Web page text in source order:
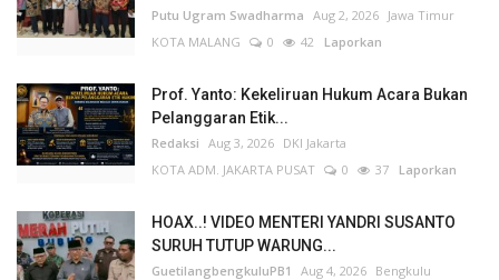
Pendidikan
Informasi Journalism
Olahraga
Kesehatan
Layanan Publik
Putu Ugram Swadharma Aug 2, 2026 Jawa Timur
KOTA MALANG
0 42 Laporkan
Prof. Yanto: Kekeliruan Hukum Acara Bukan
Pelanggaran Etik...
Redaksi Aug 3, 2026 DKI Jakarta
KOTA ADM. JAKARTA PUSAT
0 37 Laporkan
HOAX..! VIDEO MENTERI YANDRI SUSANTO
SURUH TUTUP WARUNG...
GuetilangbengkuluPB1 Aug 4, 2026 Bengkulu